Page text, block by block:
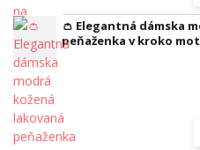
👛 Elegantná dámska
peňaženka v kroko